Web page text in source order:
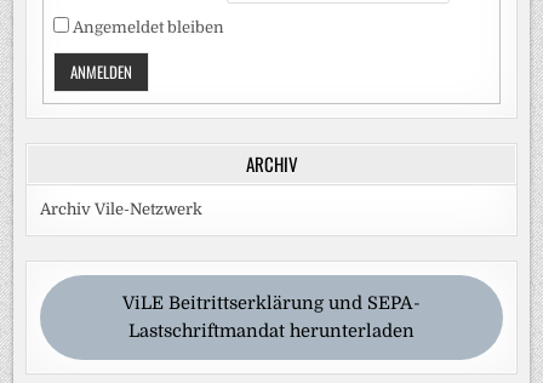
Angemeldet bleiben
ANMELDEN
ARCHIV
Archiv Vile-Netzwerk
ViLE Beitrittserklärung und SEPA-
Lastschriftmandat herunterladen